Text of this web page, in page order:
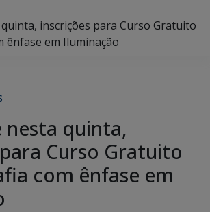
quinta, inscrições para Curso Gratuito
ênfase em Iluminação
nesta quinta,
Curso Gratuito
com ênfase em